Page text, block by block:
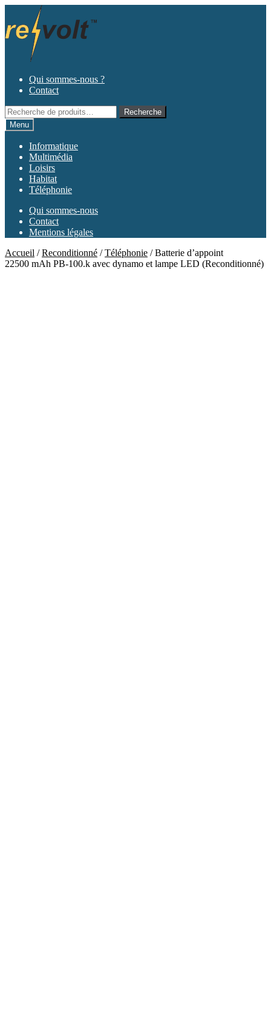
la
navigation
contenu
Qui sommes-nous ?
Contact
Recherche
pour :
Recherche
Menu
Informatique
Multimédia
Loisirs
Habitat
Téléphonie
Qui sommes-nous
Contact
Mentions légales
Accueil /Reconditionné /Téléphonie /Batterie d’appoint
22500 mAh PB-100.k avec dynamo et lampe LED (Reconditionné)